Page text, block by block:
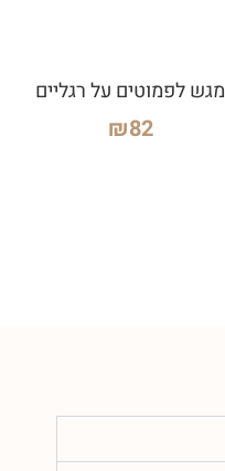
מגש לפמוטים על רגליים
₪82